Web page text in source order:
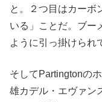
と。２つ目はカーボ
いる」ことだ。ブー
ように引っ掛けられ
そしてPartingtonの
雄カデル・エヴァン